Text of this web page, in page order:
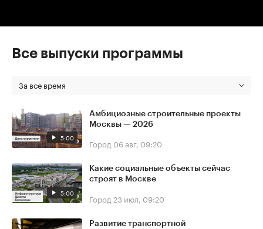
Все выпуски программы
За все время
5:00
Амбициозные строительные проекты
Москвы — 2026
Город 06 авг, 09:20
5:00
Какие социальные объекты сейчас
строят в Москве
Город 23 июл, 09:20
Развитие транспортной